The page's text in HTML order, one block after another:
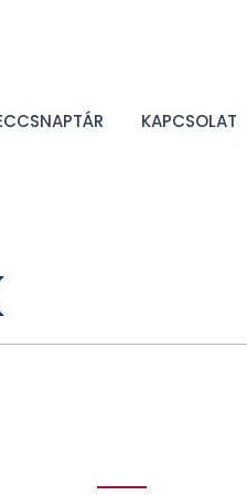
KAPCSOLAT